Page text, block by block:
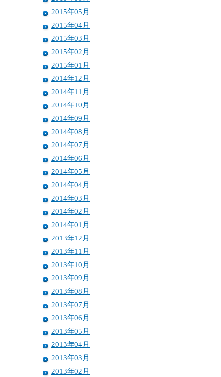
2015年05月
2015年04月
2015年03月
2015年02月
2015年01月
2014年12月
2014年11月
2014年10月
2014年09月
2014年08月
2014年07月
2014年06月
2014年05月
2014年04月
2014年03月
2014年02月
2014年01月
2013年12月
2013年11月
2013年10月
2013年09月
2013年08月
2013年07月
2013年06月
2013年05月
2013年04月
2013年03月
2013年02月